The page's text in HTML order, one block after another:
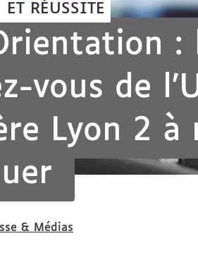
RÉUSSITE
:
vous de
Lyon 2 à
& Médias